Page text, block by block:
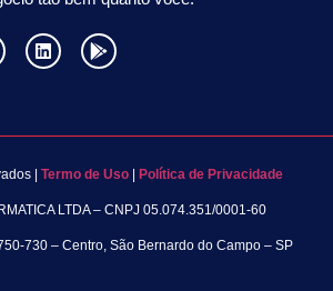
| Termo de Uso| Política de Privacidade
LTDA – CNPJ 05.074.351/0001-60
730 – Centro, São Bernardo do Campo – SP